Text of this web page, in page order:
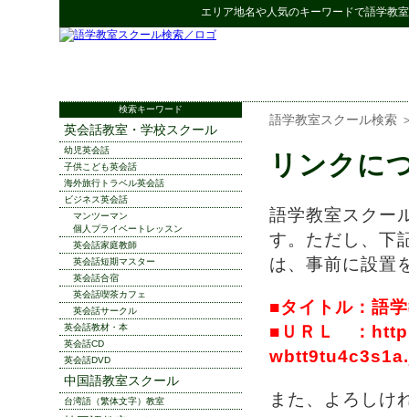
エリア地名や人気のキーワードで語学教
語学教室スクール検索
リンクに
語学教室スクー
す。ただし、下
は、事前に設置
■タイトル：語
■ＵＲＬ ：
また、よろしけ
検索キーワード
英会話教室・学校スクール
幼児英会話
子供こども英会話
海外旅行トラベル英会話
ビジネス英会話
マンツーマン
個人プライベートレッスン
英会話家庭教師
英会話短期マスター
英会話合宿
英会話喫茶カフェ
英会話サークル
英会話教材・本
英会話CD
英会話DVD
中国語教室スクール
台湾語（繁体文字）教室